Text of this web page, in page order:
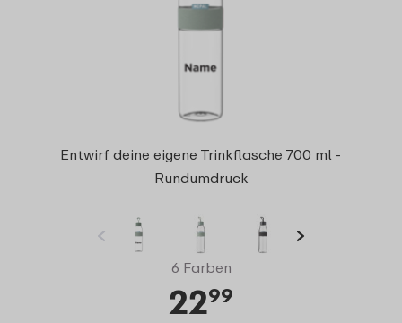
Entwirf deine eigene Trinkflasche 700 ml -
Rundumdruck
6 Farben
2299